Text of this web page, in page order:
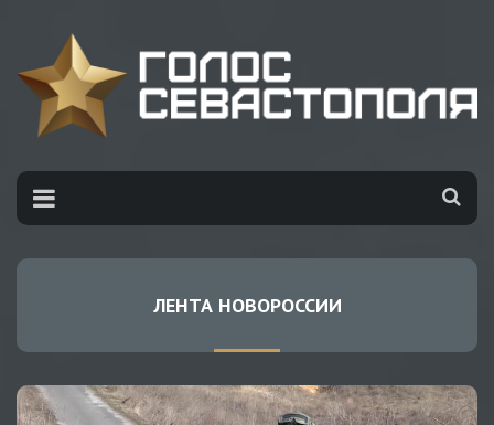
ЛЕНТА НОВОРОССИИ